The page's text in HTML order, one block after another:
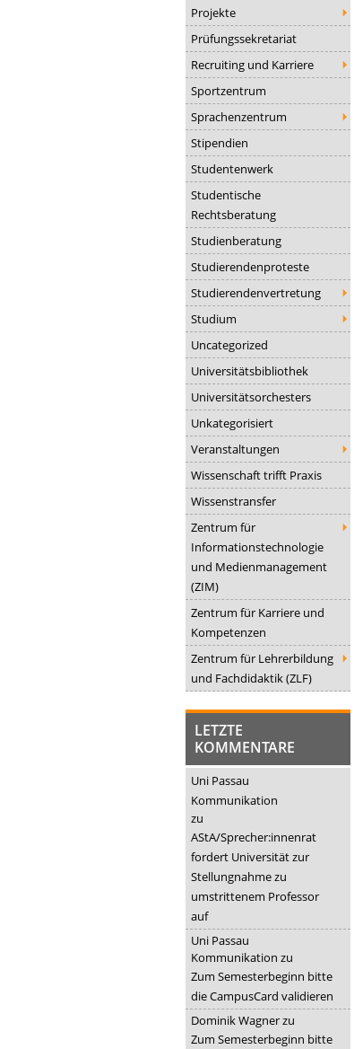
Projekte
Prüfungssekretariat
Recruiting und Karriere
Sportzentrum
Sprachenzentrum
Stipendien
Studentenwerk
Studentische
Rechtsberatung
Studienberatung
Studierendenproteste
Studierendenvertretung
Studium
Uncategorized
Universitätsbibliothek
Universitätsorchesters
Unkategorisiert
Veranstaltungen
Wissenschaft trifft Praxis
Wissenstransfer
Zentrum für
Informationstechnologie
und Medienmanagement
(ZIM)
Zentrum für Karriere und
Kompetenzen
Zentrum für Lehrerbildung
und Fachdidaktik (ZLF)
LETZTE
KOMMENTARE
Uni Passau
Kommunikation
zu
AStA/Sprecher:innenrat
fordert Universität zur
Stellungnahme zu
umstrittenem Professor
auf
Uni Passau
Kommunikation zu
Zum Semesterbeginn bitte
die CampusCard validieren
Dominik Wagnerzu
Zum Semesterbeginn bitte